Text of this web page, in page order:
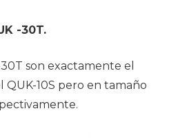
-30T.
son exactamente el
10S pero en tamaño